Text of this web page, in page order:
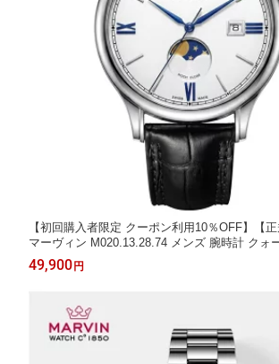
【初回購入者限定 クーポン利用10％OFF】【
マーヴィン M020.13.28.74 メンズ 腕時計 クォ
ブメント ムーンフェイズ 日付表示 本革レザー
ビジネス ブランドウォッチ ギフト プレゼント
49,900 円